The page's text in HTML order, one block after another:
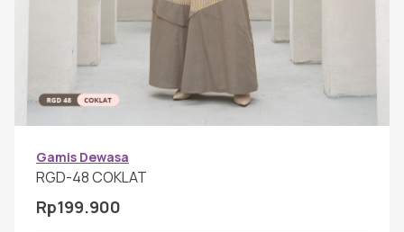
Gamis Anak-anak
Baju Koko Anak
Hijab
Gamis Dewasa
RGD-48 COKLAT
Rp199.900